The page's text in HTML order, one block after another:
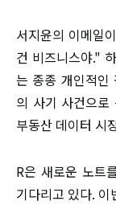
서지윤의 이메일
건 비즈니스야."
는 종종 개인적인
의 사기 사건으
부동산 데이터 시
R은 새로운 노트
기다리고 있다.